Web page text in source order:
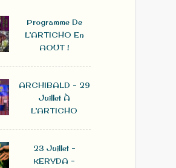
Programme De
L’ARTICHO En
AOUT !
ARCHIBALD – 29
Juillet À
L’ARTICHO
23 Juillet –
KERYDA –